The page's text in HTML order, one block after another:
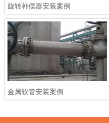
旋转补偿器安装案例
金属软管安装案例